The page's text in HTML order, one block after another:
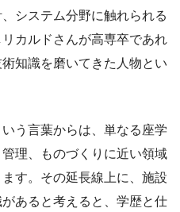
システム分野に触れられる
カルドさんが高専卒であれ
知識を磨いてきた人物とい
う言葉からは、単なる座学
理、ものづくりに近い領域
す。その延長線上に、施設
あると考えると、学歴と仕